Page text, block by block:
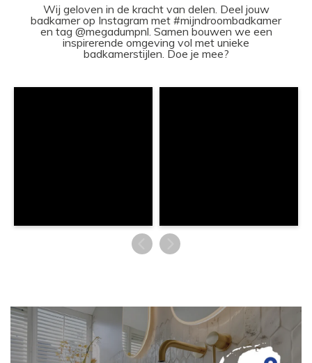
Wij geloven in de kracht van delen. Deel jouw
badkamer op Instagram met #mijndroombadkamer
en tag @megadumpnl. Samen bouwen we een
inspirerende omgeving vol met unieke
badkamerstijlen. Doe je mee?